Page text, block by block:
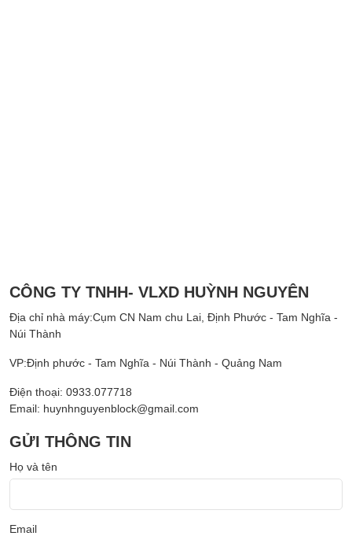
CÔNG TY TNHH- VLXD HUỲNH NGUYÊN
Địa chỉ nhà máy:Cụm CN Nam chu Lai, Định Phước - Tam Nghĩa -
Núi Thành
VP:Định phước - Tam Nghĩa - Núi Thành - Quảng Nam
Điện thoại: 0933.077718
Email: huynhnguyenblock@gmail.com
GỬI THÔNG TIN
Họ và tên
Email